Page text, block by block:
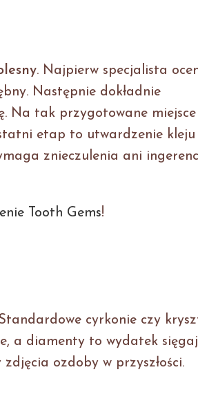
. Najpierw specjalista
Następnie dokładnie
Na tak przygotowane miejsce
etap to utwardzenie kleju
znieczulenia ani
Tooth Gems!
cyrkonie czy
a diamenty to wydatek
ozdoby w przyszłości.